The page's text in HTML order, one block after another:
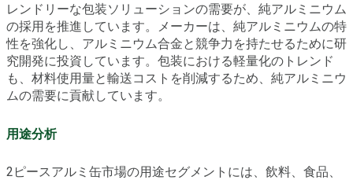
レンドリーな包装ソリューションの需要が、純アルミニウム
の採用を推進しています。メーカーは、純アルミニウムの特
性を強化し、アルミニウム合金と競争力を持たせるために研
究開発に投資しています。包装における軽量化のトレンド
も、材料使用量と輸送コストを削減するため、純アルミニウ
ムの需要に貢献しています。
用途分析
2ピースアルミ缶市場の用途セグメントには、飲料、食品、